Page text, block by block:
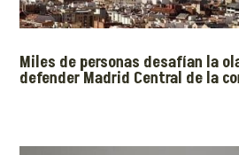
Miles de personas desafían la
defender Madrid Central de la